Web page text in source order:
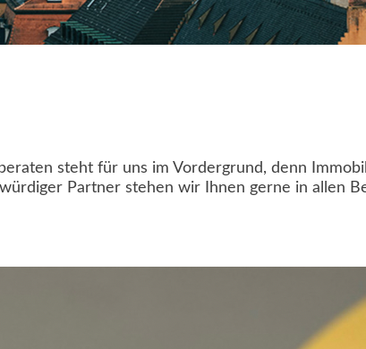
steht für uns im Vordergrund, denn
Partner stehen wir Ihnen gerne in allen